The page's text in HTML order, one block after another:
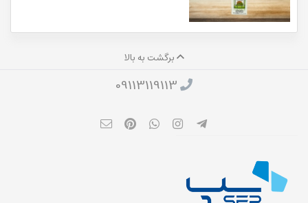
برگشت به بالا
09113119113